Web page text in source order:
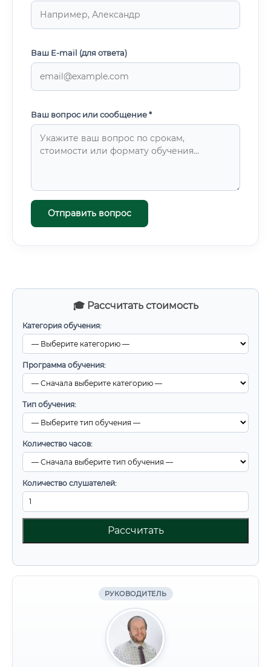
🎓 Рассчитать стоимость
Категория обучения:
Программа обучения:
Тип обучения:
Количество часов:
Количество слушателей:
Рассчитать
РУКОВОДИТЕЛЬ
Ваш E-mail (для ответа)
Ваш вопрос или сообщение *
Отправить вопрос